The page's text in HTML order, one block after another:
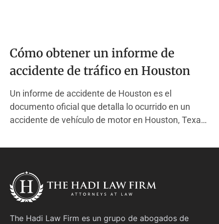
Cómo obtener un informe de
accidente de tráfico en Houston
Un informe de accidente de Houston es el
documento oficial que detalla lo ocurrido en un
accidente de vehículo de motor en Houston, Texas.
Departamento de Policía de Houston (HPD) cuando
The Hadi Law Firm es un grupo de abogados de